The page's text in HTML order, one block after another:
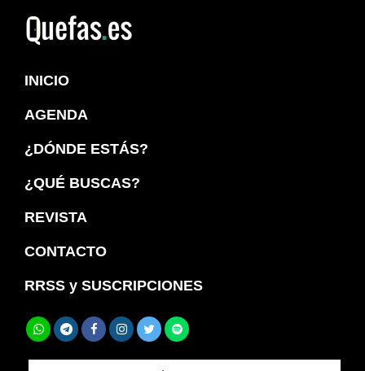
navegación
principal
principal
INICIO
AGENDA
¿DÓNDE ESTÁS?
¿QUÉ BUSCAS?
REVISTA
CONTACTO
RRSS y SUSCRIPCIONES
Buscar